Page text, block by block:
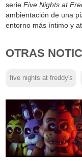
serieFive Nights at
ambientación de una
entorno más íntimo y
OTRAS
five nights at freddy's